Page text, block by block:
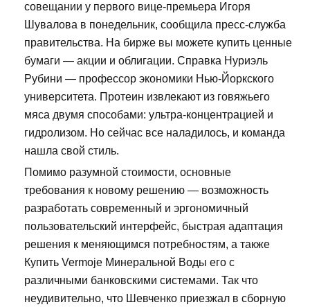
совещании у первого вице-премьера Игоря
Шувалова в понедельник, сообщила пресс-служба
правительства. На бирже вы можете купить ценные
бумаги — акции и облигации. Справка Нуриэль
Рубини — профессор экономики Нью-Йоркского
университета. Протеин извлекают из говяжьего
мяса двумя способами: ультра-концентрацией и
гидролизом. Но сейчас все наладилось, и команда
нашла свой стиль.
Помимо разумной стоимости, основные
требования к новому решению — возможность
разработать современный и эргономичный
пользовательский интерфейс, быстрая адаптация
решения к меняющимся потребностям, а также
Купить Vermoje Минеральной Воды его с
различными банковскими системами. Так что
неудивительно, что Шевченко приезжал в сборную